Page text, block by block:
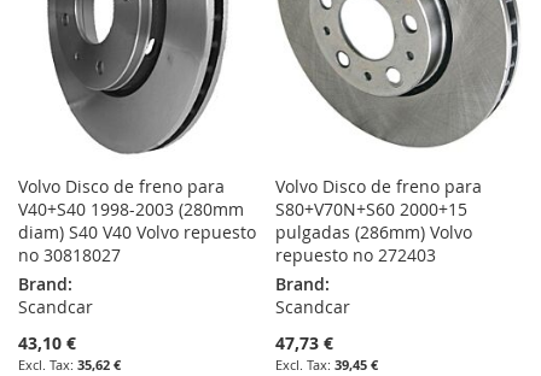
Volvo Disco de freno para
V40+S40 1998-2003 (280mm
diam) S40 V40 Volvo repuesto
no 30818027
Brand:
Scandcar
43,10 €
35,62 €
Volvo Disco de freno para
S80+V70N+S60 2000+15
pulgadas (286mm) Volvo
repuesto no 272403
Brand:
Scandcar
47,73 €
39,45 €